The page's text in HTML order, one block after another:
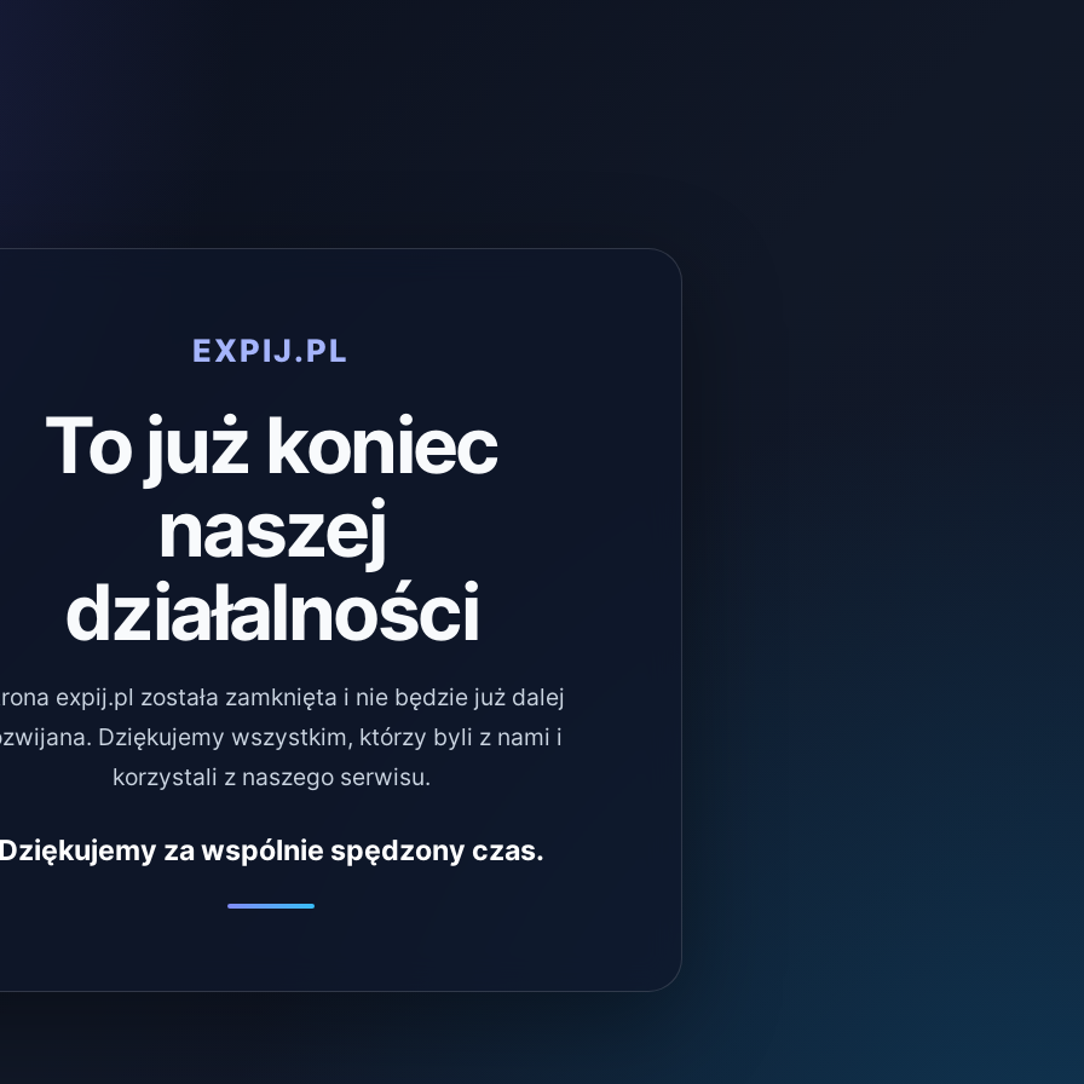
EXPIJ.PL
To już koniec
naszej
działalności
expij.pl została zamknięta i nie będzie już dalej
Dziękujemy wszystkim, którzy byli z nami i
korzystali z naszego serwisu.
za wspólnie spędzony czas.